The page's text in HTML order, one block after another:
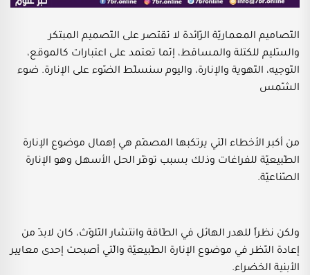
التّصاميم المعماريّة الرّائدة لا تقتصر على التّصميم المبتكر
والسّليم للكتلة والمساقط، إنّما تعتمد على اعتبارات كالموقع،
التّوجيه، التّهوية والإنارة، واليوم سنسلّط الضّوء على الإنارة. ضوء
الشّمس
من أكبر الأخطاء الّتي يرتكبها المصمّم هي إهمال موضوع الإنارة
الطّبيعيّة للفراغات وذلك بسبب توفّر الحل الأسهل وهو الإنارة
الصّناعيّة.
ولكن نظراً للهدر الهائل في الطّاقة وانتشار التّلوّث، كان لابدّ من
إعادة النّظر في موضوع الإنارة الطّبيعيّة والّتي أصبحت إحدى معايير
الأبنية الخضراء.